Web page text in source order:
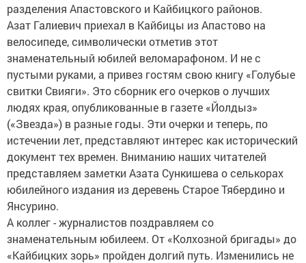
разделения Апастовского и Кайбицкого районов.
Азат Галиевич приехал в Кайбицы из Апастово на
велосипеде, символически отметив этот
знаменательный юбилей веломарафоном. И не с
пустыми руками, а привез гостям свою книгу «Голубые
свитки Свияги». Это сборник его очерков о лучших
людях края, опубликованные в газете «Йолдыз»
(«Звезда») в разные годы. Эти очерки и теперь, по
истечении лет, представляют интерес как исторический
документ тех времен. Вниманию наших читателей
представляем заметки Азата Сункишева о селькорах
юбилейного издания из деревень Старое Тябердино и
Янсурино.
А коллег - журналистов поздравляем со
знаменательным юбилеем. От «Колхозной бригады» до
«Кайбицких зорь» пройден долгий путь. Изменились не